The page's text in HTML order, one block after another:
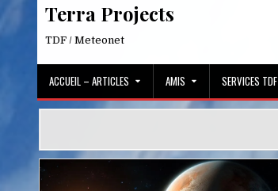
Terra Projects
TDF / Meteonet
ACCUEIL – ARTICLES AMIS SERVICES TDF